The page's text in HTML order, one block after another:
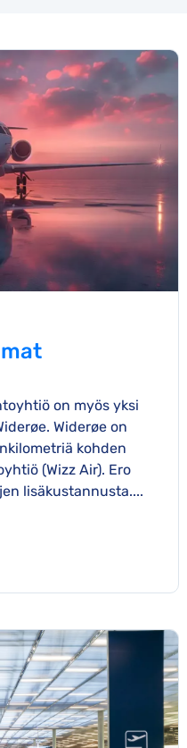
on myös yksi
Widerøe on
kohden
(Wizz Air). Ero
lisäkustannusta....